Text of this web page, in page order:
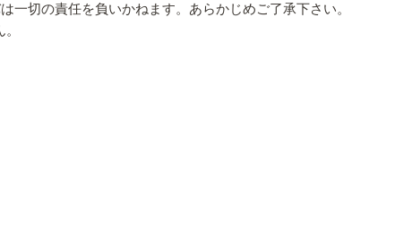
切の責任を負いかねます。あらかじめご了承下さい。